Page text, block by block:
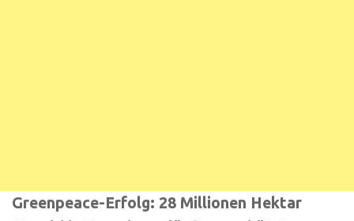
Greenpeace-Erfolg: 28 Millionen Hektar